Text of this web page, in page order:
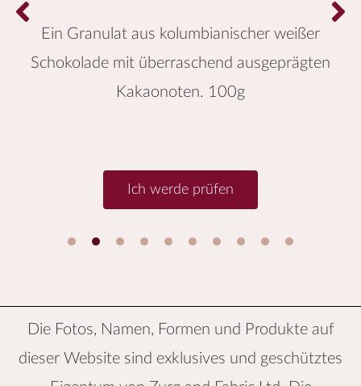
Ein Granulat aus kolumbianischer weißer
Schokolade mit überraschend ausgeprägten
Kakaonoten. 100g
Ich werde prüfen
Die Fotos, Namen, Formen und Produkte auf
dieser Website sind exklusives und geschütztes